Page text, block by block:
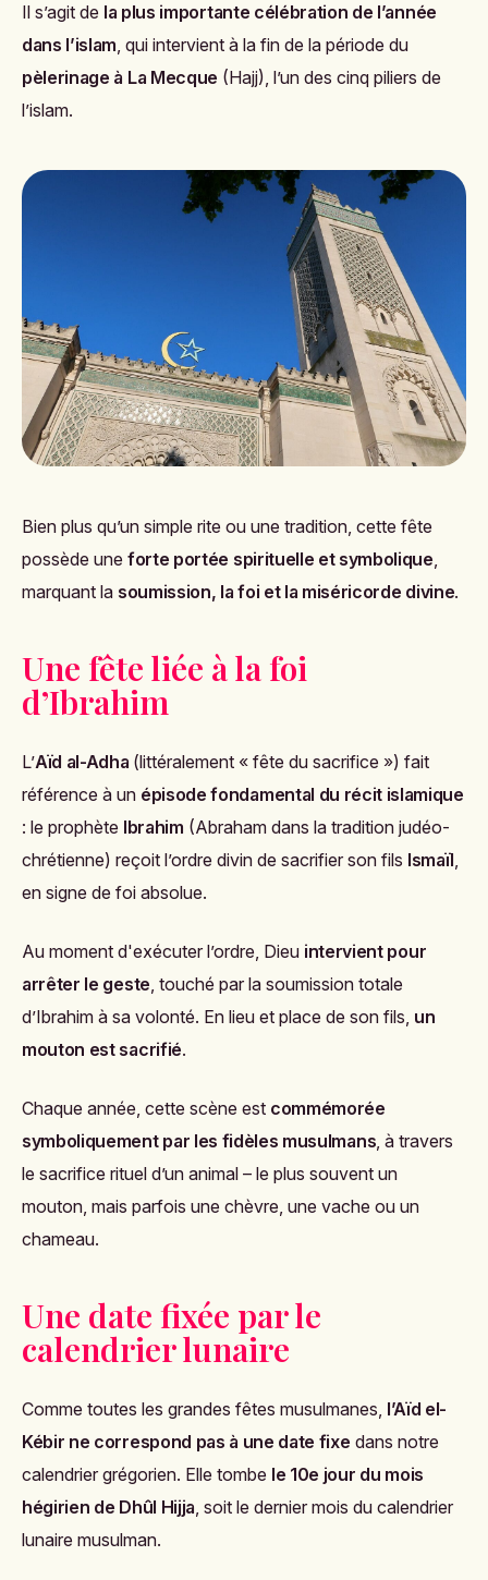
Il s’agit de la plus importante célébration de l’année
dans l’islam, qui intervient à la fin de la période du
pèlerinage à La Mecque (Hajj), l’un des cinq piliers de
l’islam.
Bien plus qu’un simple rite ou une tradition, cette fête
possède une forte portée spirituelle et symbolique
marquant la soumission, la foi et la miséricorde divine.
Une fête liée à la foi
d’Ibrahim
L’Aïd al-Adha (littéralement « fête du sacrifice ») fait
référence à un épisode fondamental du récit islamique
: le prophète Ibrahim (Abraham dans la tradition judéo-
chrétienne) reçoit l’ordre divin de sacrifier son fils Ismaïl
en signe de foi absolue.
Au moment d'exécuter l’ordre, Dieu intervient pour
arrêter le geste , touché par la soumission totale
d’Ibrahim à sa volonté. En lieu et place de son fils, un
mouton est sacrifié.
Chaque année, cette scène est commémorée
symboliquement par les fidèles musulmans , à travers
le sacrifice rituel d’un animal – le plus souvent un
mouton, mais parfois une chèvre, une vache ou un
chameau.
Une date fixée par le
calendrier lunaire
Comme toutes les grandes fêtes musulmanes, l’Aïd el-
Kébir ne correspond pas à une date fixe dans notre
calendrier grégorien. Elle tombe le 10e jour du mois
hégirien de Dhûl Hijja , soit le dernier mois du calendrier
lunaire musulman.